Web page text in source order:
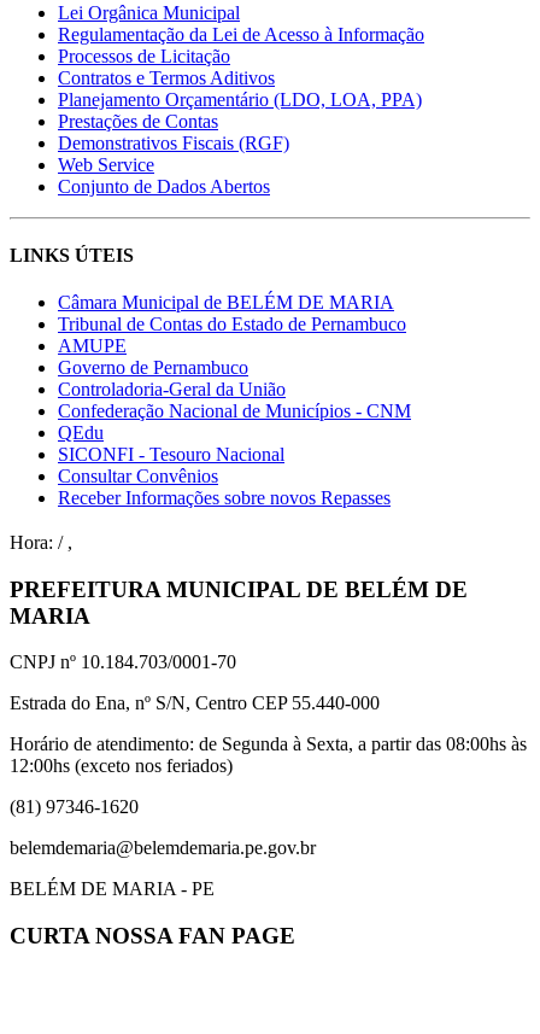
Lei Orgânica Municipal
Regulamentação da Lei de Acesso à Informação
Processos de Licitação
Contratos e Termos Aditivos
Planejamento Orçamentário (LDO, LOA, PPA)
Prestações de Contas
Demonstrativos Fiscais (RGF)
Web Service
Conjunto de Dados Abertos
LINKS ÚTEIS
Câmara Municipal de BELÉM DE MARIA
Tribunal de Contas do Estado de Pernambuco
AMUPE
Governo de Pernambuco
Controladoria-Geral da União
Confederação Nacional de Municípios - CNM
QEdu
SICONFI - Tesouro Nacional
Consultar Convênios
Receber Informações sobre novos Repasses
Hora: / ,
PREFEITURA MUNICIPAL DE BELÉM DE
MARIA
CNPJ nº 10.184.703/0001-70
Estrada do Ena, nº S/N, Centro CEP 55.440-000
Horário de atendimento: de Segunda à Sexta, a partir das 08:00hs às
12:00hs (exceto nos feriados)
(81) 97346-1620
belemdemaria@belemdemaria.pe.gov.br
BELÉM DE MARIA - PE
CURTA NOSSA FAN PAGE